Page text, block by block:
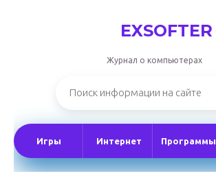
EXSOFTER
Журнал о компьютерах
Игры Интернет Программы